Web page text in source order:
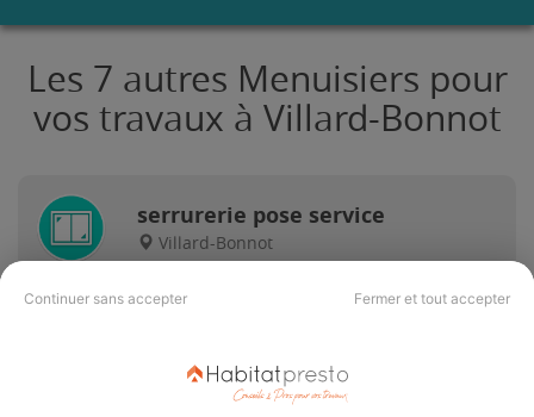
Continuer sans accepter Fermer et tout accepter
Les 7 autres Menuisiers pour
vos travaux à Villard-Bonnot
serrurerie pose service
Villard-Bonnot
16 ans d'expérience
Voir sa fiche